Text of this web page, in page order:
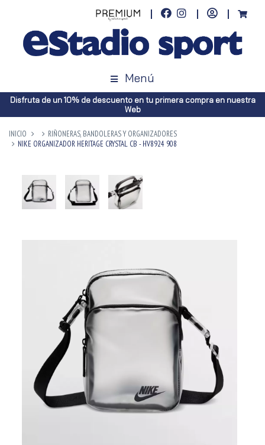
Menú
Disfruta de un 10% de descuento en tu primera compra en nuestra
Web
INICIO
RIÑONERAS, BANDOLERAS Y ORGANIZADORES
NIKE ORGANIZADOR HERITAGE CRYSTAL CB - HV8924 908